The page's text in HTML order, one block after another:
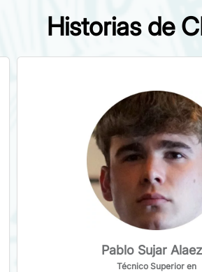
Historias de
Pablo Sujar
Técnico Superior en